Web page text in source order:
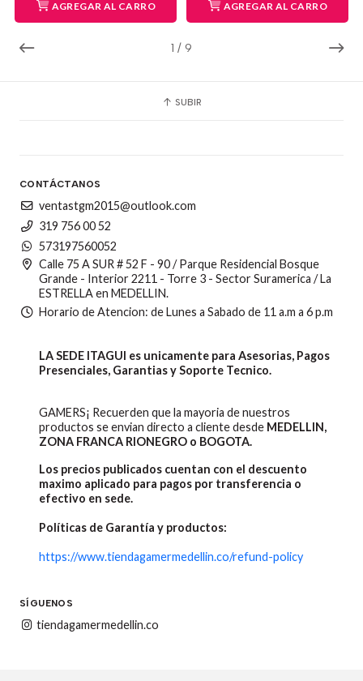
1 / 9
AGREGAR AL CARRO AGREGAR AL CARRO
SUBIR
CONTÁCTANOS
ventastgm2015@outlook.com
319 756 00 52
573197560052
Calle 75 A SUR # 52 F - 90 / Parque Residencial Bosque
Grande - Interior 2211 - Torre 3 - Sector Suramerica / La
ESTRELLA en MEDELLIN.
Horario de Atencion: de Lunes a Sabado de 11 a.m a 6 p.m
LA SEDE ITAGUI es unicamente para Asesorias, Pagos
Presenciales, Garantias y Soporte Tecnico.
GAMERS¡ Recuerden que la mayoria de nuestros
productos se envian directo a cliente desde MEDELLIN,
ZONA FRANCA RIONEGRO o BOGOTA.
Los precios publicados cuentan con el descuento
maximo aplicado para pagos por transferencia o
efectivo en sede.
Políticas de Garantía y productos:
https://www.tiendagamermedellin.co/refund-policy
SÍGUENOS
tiendagamermedellin.co